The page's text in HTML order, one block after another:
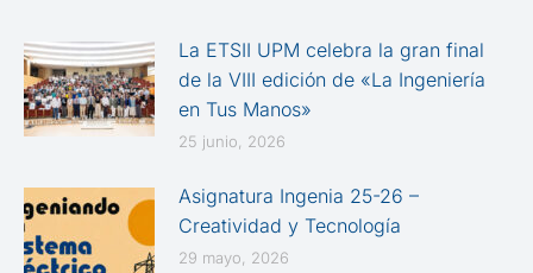
La ETSII UPM celebra la gran final
de la VIII edición de «La Ingeniería
en Tus Manos»
25 junio, 2026
Asignatura Ingenia 25-26 –
Creatividad y Tecnología
29 mayo, 2026